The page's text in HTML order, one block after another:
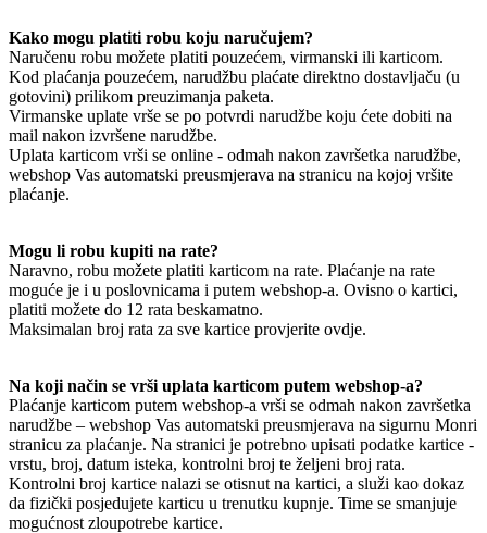
Kako mogu platiti robu koju naručujem?
Naručenu robu možete platiti pouzećem, virmanski ili karticom.
Kod plaćanja pouzećem, narudžbu plaćate direktno dostavljaču (u
gotovini) prilikom preuzimanja paketa.
Virmanske uplate vrše se po potvrdi narudžbe koju ćete dobiti na
mail nakon izvršene narudžbe.
Uplata karticom vrši se online - odmah nakon završetka narudžbe,
webshop Vas automatski preusmjerava na stranicu na kojoj vršite
plaćanje.
Mogu li robu kupiti na rate?
Naravno, robu možete platiti karticom na rate. Plaćanje na rate
moguće je i u poslovnicama i putem webshop-a. Ovisno o kartici,
platiti možete do 12 rata beskamatno.
Maksimalan broj rata za sve kartice provjerite ovdje.
Na koji način se vrši uplata karticom putem webshop-a?
Plaćanje karticom putem webshop-a vrši se odmah nakon završetka
narudžbe – webshop Vas automatski preusmjerava na sigurnu Monri
stranicu za plaćanje. Na stranici je potrebno upisati podatke kartice -
vrstu, broj, datum isteka, kontrolni broj te željeni broj rata.
Kontrolni broj kartice nalazi se otisnut na kartici, a služi kao dokaz
da fizički posjedujete karticu u trenutku kupnje. Time se smanjuje
mogućnost zloupotrebe kartice.